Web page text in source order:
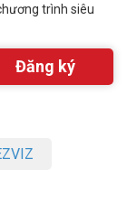
trình siêu